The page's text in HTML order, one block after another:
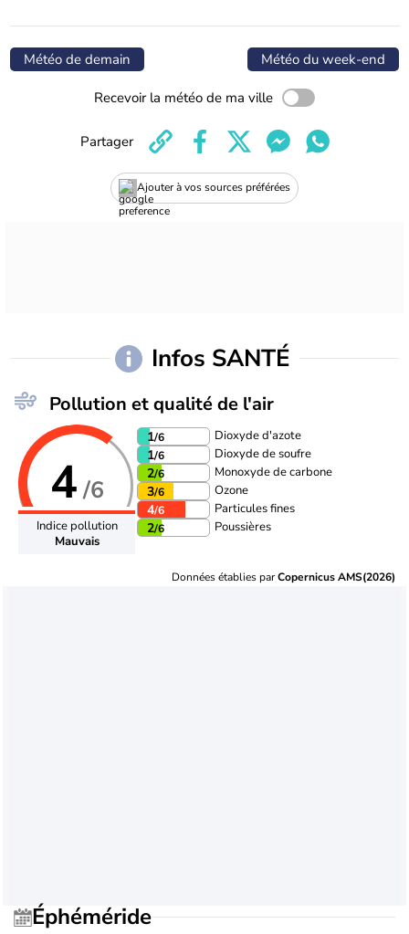
Météo de demain Météo du week-end
Recevoir la météo de ma ville
Ajouter à vos sources préférées
Partager
Infos SANTÉ
Pollution et qualité de l'air
4/6
Indice pollution
Mauvais
1/6 Dioxyde d'azote
1/6 Dioxyde de soufre
2/6 Monoxyde de carbone
3/6 Ozone
4/6 Particules fines
2/6 Poussières
Données établies parCopernicus AMS(2026)
Éphéméride